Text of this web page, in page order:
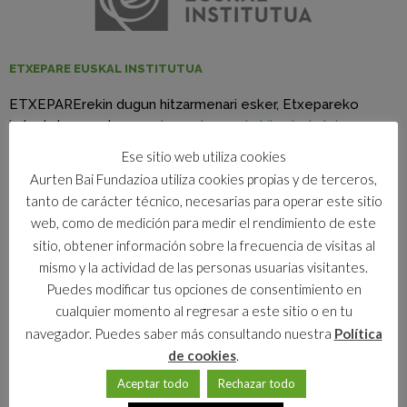
ETXEPARE EUSKAL INSTITUTUA
ETXEPARErekin dugun hitzarmenari esker, Etxepareko
irakurletza sarekomundu osoko euskal ikasketetako
Ese sitio web utiliza cookies
Aurten Bai Fundazioa utiliza cookies propias y de terceros,
tanto de carácter técnico, necesarias para operar este sitio
web, como de medición para medir el rendimiento de este
sitio, obtener información sobre la frecuencia de visitas al
mismo y la actividad de las personas usuarias visitantes.
Puedes modificar tus opciones de consentimiento en
cualquier momento al regresar a este sitio o en tu
navegador. Puedes saber más consultando nuestra Política
de cookies.
Aceptar todo Rechazar todo